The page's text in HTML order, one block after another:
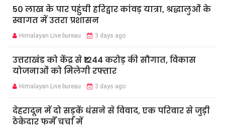
50 लाख के पार पहुंची हरिद्वार कांवड़ यात्रा, श्रद्धालुओं के
स्वागत में उतरा प्रशासन
Himalayan Live bureau 3 days ago
उत्तराखंड को केंद्र से ₹1244 करोड़ की सौगात, विकास
योजनाओं को मिलेगी रफ्तार
Himalayan Live bureau 3 days ago
देहरादून में दो सड़कें धंसने से विवाद, एक परिवार से जुड़ी
ठेकेदार फर्में चर्चा में